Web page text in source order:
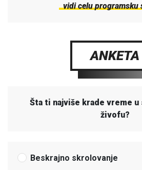
vidi celu programsku
ANKETA
Šta ti najviše krade vreme u
živofu?
Beskrajno skrolovanje